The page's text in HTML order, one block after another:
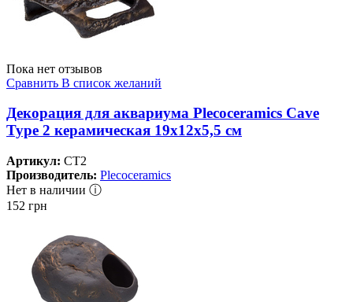
Пока нет отзывов
Сравнить В список желаний
Декорация для аквариума Plecoceramics Cave
Type 2 керамическая 19х12х5,5 см
Артикул: CT2
Производитель: Plecoceramics
Нет в наличии ⓘ
152 грн